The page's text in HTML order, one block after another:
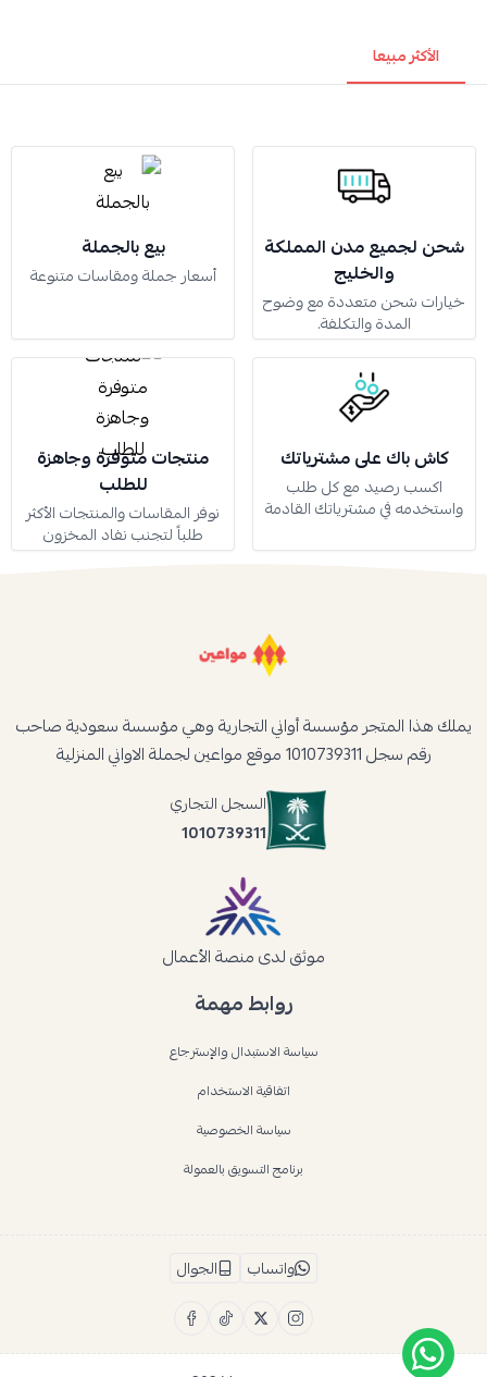
الأكثر مبيعا
شحن لجميع مدن المملكة
والخليج
خيارات شحن متعددة مع وضوح
المدة والتكلفة.
بيع بالجملة
أسعار جملة ومقاسات متنوعة
كاش باك على مشترياتك
اكسب رصيد مع كل طلب
واستخدمه في مشترياتك القادمة
منتجات متوفرة وجاهزة
للطلب
نوفر المقاسات والمنتجات الأكثر
طلباً لتجنب نفاد المخزون
روابط مهمة
سياسة الاستبدال والإسترجاع
اتفاقية الاستخدام
سياسة الخصوصية
برنامج التسويق بالعمولة
يملك هذا المتجر مؤسسة أواني التجارية وهي مؤسسة سعودية صاحب
رقم سجل 1010739311 موقع مواعين لجملة الاواني المنزلية
السجل التجاري
1010739311
موثق لدى منصة الأعمال
واتساب الجوال